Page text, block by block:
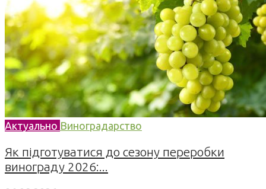
Актуально Виноградарство
Як підготуватися до сезону переробки
винограду 2026:...